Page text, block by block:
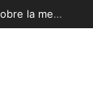
Biministro Daniel Mas: “La oportunidad está sobre la mesa y tenemos que aprovecharla”